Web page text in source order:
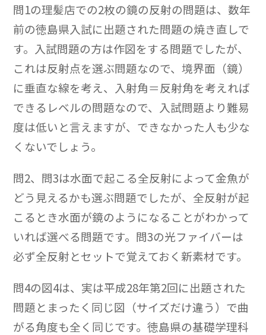
問1の理髪店での2枚の鏡の反射の問題は、数年
前の徳島県入試に出題された問題の焼き直しで
す。入試問題の方は作図をする問題でしたが、
これは反射点を選ぶ問題なので、境界面（鏡）
に垂直な線を考え、入射角＝反射角を考えれば
できるレベルの問題なので、入試問題より難易
度は低いと言えますが、できなかった人も少な
くないでしょう。
問2、問3は水面で起こる全反射によって金魚が
どう見えるかも選ぶ問題でしたが、全反射が起
こるとき水面が鏡のようになることがわかって
いれば選べる問題です。問3の光ファイバーは
必ず全反射とセットで覚えておく新素材です。
問4の図4は、実は平成28年第2回に出題された
問題とまったく同じ図（サイズだけ違う）で曲
がる角度も全く同じです。徳島県の基礎学理科